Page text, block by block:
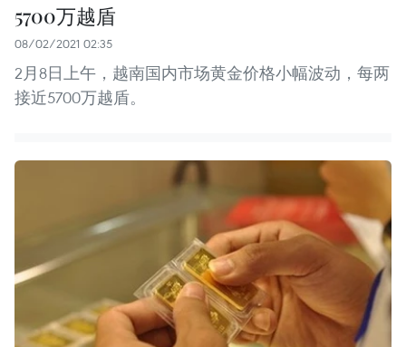
5700万越盾
08/02/2021 02:35
2月8日上午，越南国内市场黄金价格小幅波动，每两
接近5700万越盾。